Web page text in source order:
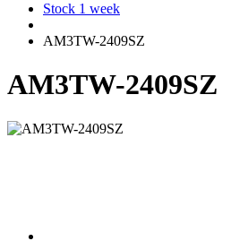
Stock 1 week
AM3TW-2409SZ
AM3TW-2409SZ